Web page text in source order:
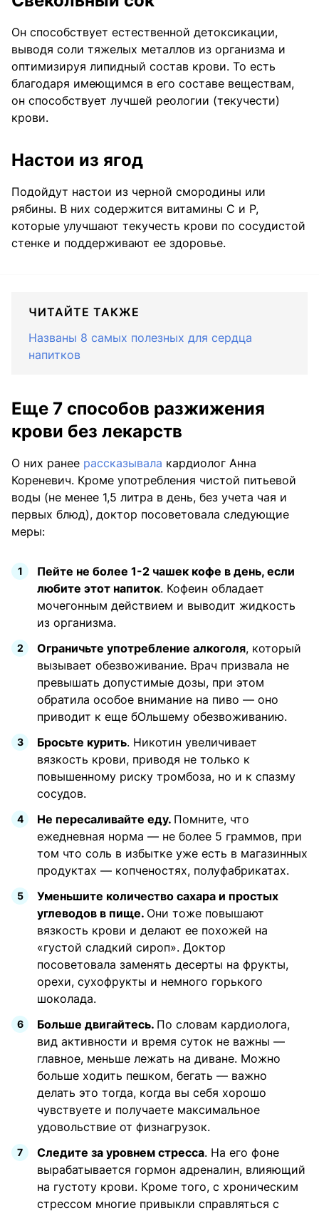
Он способствует естественной детоксикации,
выводя соли тяжелых металлов из организма и
оптимизируя липидный состав крови. То есть
благодаря имеющимся в его составе веществам,
он способствует лучшей реологии (текучести)
крови.
Настои из ягод
Подойдут настои из черной смородины или
рябины. В них содержится витамины C и P,
которые улучшают текучесть крови по сосудистой
стенке и поддерживают ее здоровье.
ЧИТАЙТЕ ТАКЖЕ
Названы 8 самых полезных для сердца
напитков
Еще 7 способов разжижения
крови без лекарств
О них ранее рассказывала кардиолог Анна
Кореневич. Кроме употребления чистой питьевой
воды (не менее 1,5 литра в день, без учета чая и
первых блюд), доктор посоветовала следующие
меры:
Пейте не более 1-2 чашек кофе в день, если
любите этот напиток. Кофеин обладает
мочегонным действием и выводит жидкость
из организма.
Ограничьте употребление алкоголя, который
вызывает обезвоживание. Врач призвала не
превышать допустимые дозы, при этом
обратила особое внимание на пиво — оно
приводит к еще бОльшему обезвоживанию.
Бросьте курить. Никотин увеличивает
вязкость крови, приводя не только к
повышенному риску тромбоза, но и к спазму
сосудов.
Не пересаливайте еду. Помните, что
ежедневная норма — не более 5 граммов, при
том что соль в избытке уже есть в магазинных
продуктах — копченостях, полуфабрикатах.
Уменьшите количество сахара и простых
углеводов в пище. Они тоже повышают
вязкость крови и делают ее похожей на
«густой сладкий сироп». Доктор
посоветовала заменять десерты на фрукты,
орехи, сухофрукты и немного горького
шоколада.
Больше двигайтесь. По словам кардиолога,
вид активности и время суток не важны —
главное, меньше лежать на диване. Можно
больше ходить пешком, бегать — важно
делать это тогда, когда вы себя хорошо
чувствуете и получаете максимальное
удовольствие от физнагрузок.
Следите за уровнем стресса. На его фоне
вырабатывается гормон адреналин, влияющий
на густоту крови. Кроме того, с хроническим
стрессом многие привыкли справляться с